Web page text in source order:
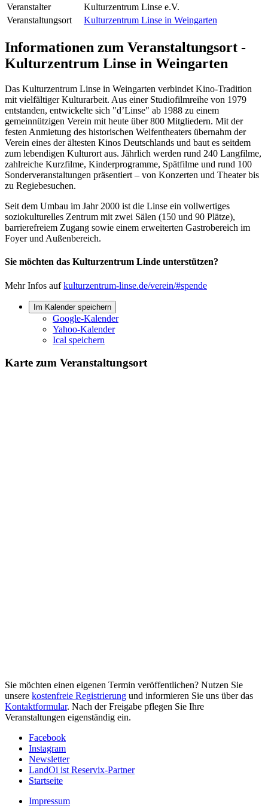
Veranstalter
Kulturzentrum Linse e.V.
Veranstaltungsort
Kulturzentrum Linse in Weingarten
Informationen zum Veranstaltungsort -
Kulturzentrum Linse in Weingarten
Das Kulturzentrum Linse in Weingarten verbindet Kino-Tradition
mit vielfältiger Kulturarbeit. Aus einer Studiofilmreihe von 1979
entstanden, entwickelte sich "d’Linse" ab 1988 zu einem
gemeinnützigen Verein mit heute über 800 Mitgliedern. Mit der
festen Anmietung des historischen Welfentheaters übernahm der
Verein eines der ältesten Kinos Deutschlands und baut es seitdem
zum lebendigen Kulturort aus. Jährlich werden rund 240 Langfilme,
zahlreiche Kurzfilme, Kinderprogramme, Spätfilme und rund 100
Sonderveranstaltungen präsentiert – von Konzerten und Theater bis
zu Regiebesuchen.
Seit dem Umbau im Jahr 2000 ist die Linse ein vollwertiges
soziokulturelles Zentrum mit zwei Sälen (150 und 90 Plätze),
barrierefreiem Zugang sowie einem erweiterten Gastrobereich im
Foyer und Außenbereich.
Sie möchten das Kulturzentrum Linde unterstützen?
Mehr Infos aufkulturzentrum-linse.de/verein/#spende
Im Kalender speichern
Google-Kalender
Yahoo-Kalender
Ical speichern
Karte zum Veranstaltungsort
Sie möchten einen eigenen Termin veröffentlichen? Nutzen Sie
unsere kostenfreie Registrierung und informieren Sie uns über das
Kontaktformular. Nach der Freigabe pflegen Sie Ihre
Veranstaltungen eigenständig ein.
Facebook
Instagram
Newsletter
LandOi ist Reservix-Partner
Startseite
Impressum